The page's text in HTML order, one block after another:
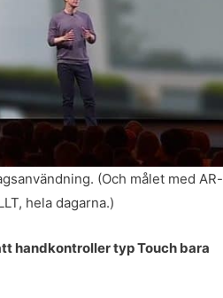
(Och målet med AR-
hela dagarna.)
handkontroller typ Touch bara